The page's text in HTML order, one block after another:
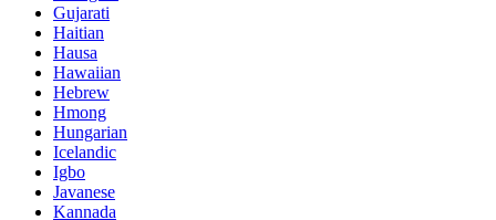
Gujarati
Haitian
Hausa
Hawaiian
Hebrew
Hmong
Hungarian
Icelandic
Igbo
Javanese
Kannada